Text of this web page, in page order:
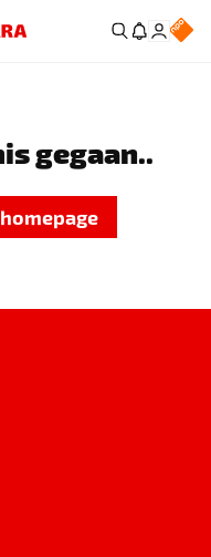
gegaan..